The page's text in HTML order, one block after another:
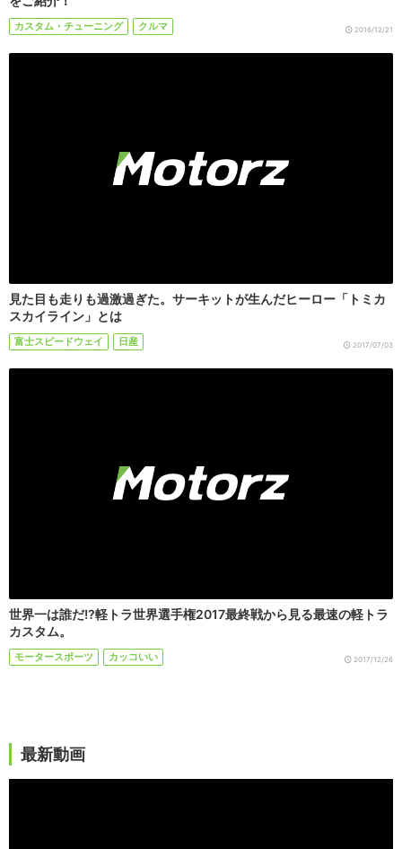
カスタム・チューニング クルマ 2016/12/21
見た目も走りも過激過ぎた。サーキットが生んだヒーロー「トミカ
スカイライン」とは
富士スピードウェイ 日産 2017/07/03
世界一は誰だ!?軽トラ世界選手権2017最終戦から見る最速の軽トラ
カスタム。
モータースポーツ カッコいい 2017/12/26
最新動画